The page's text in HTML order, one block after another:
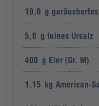
10,0 g
5,0 g feines Ursalz
400 g Eier (Gr. M)
1,15 kg American-